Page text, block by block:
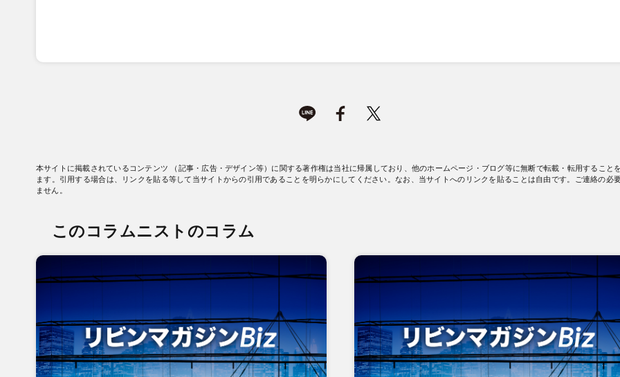
本サイトに掲載されているコンテンツ （記事・広告・デザイン等）に関する著作権は当社に帰属しており、他のホームページ・ブログ等に無断で転載・転用すること
ます。引用する場合は、リンクを貼る等して当サイトからの引用であることを明らかにしてください。なお、当サイトへのリンクを貼ることは自由です。ご連絡の必
ません。
このコラムニストのコラム